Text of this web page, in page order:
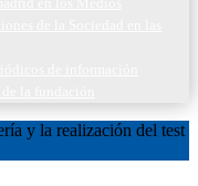
y la realización del test